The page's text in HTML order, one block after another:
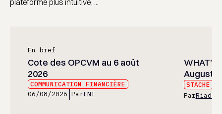
En bref
Cote des OPCVM au 6 août
2026
COMMUNICATION FINANCIÈRE
06/08/2026 ParLNT
WHAT’S
August
STACHE
ParRiad